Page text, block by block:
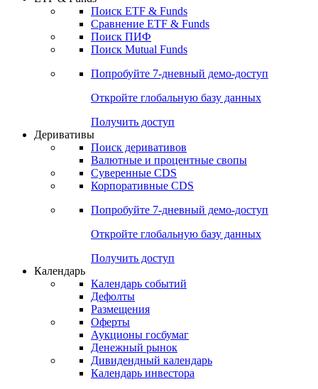
Откройте глобальную базу данных
Получить доступ
ETF & Funds
Сравнение ETF & Funds
Поиск Mutual Funds
Попробуйте7-дневный
Откройте глобальную базу данных
Получить доступ
Деривативы
Валютные и процентные свопы
Корпоративные CDS
Попробуйте7-дневный
Откройте глобальную базу данных
Получить доступ
Календарь
Календарь событий
Дефолты
Размещения
Оферты